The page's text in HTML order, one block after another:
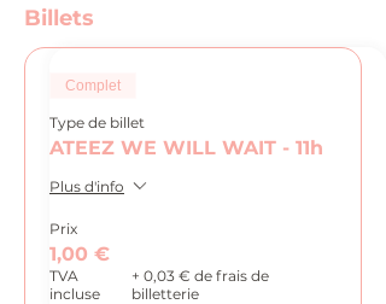
Billets
Complet
Type de billet
ATEEZ WE WILL WAIT - 11h
Plus d'info
Prix
1,00 €
TVA
incluse
+ 0,03 € de frais de
billetterie